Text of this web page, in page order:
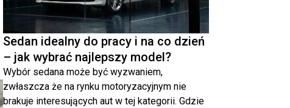
Sedan idealny do pracy i na co dzień
– jak wybrać najlepszy model?
Wybór sedana może być wyzwaniem,
zwłaszcza że na rynku motoryzacyjnym nie
brakuje interesujących aut w tej kategorii. Gdzie